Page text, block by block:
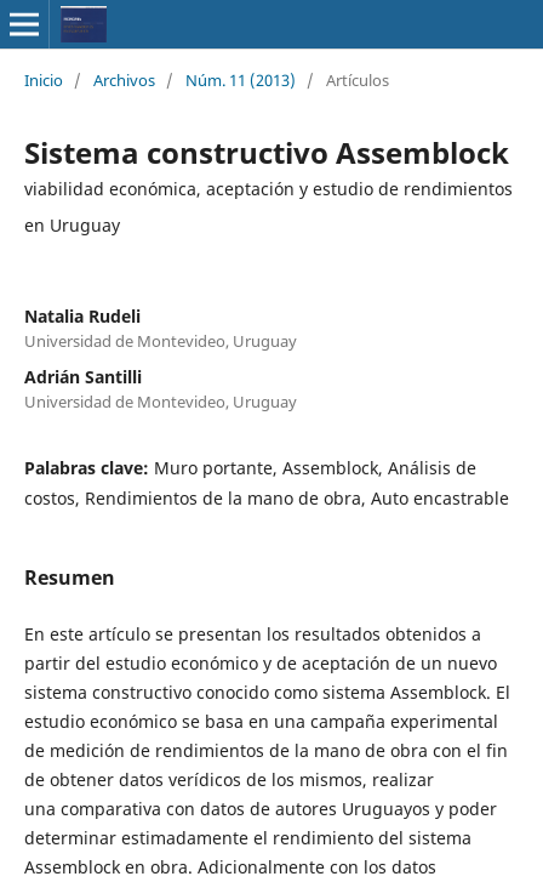
Inicio / Archivos / Núm. 11 (2013) / Artículos
Sistema constructivo Assemblock
viabilidad económica, aceptación y estudio de rendimientos
en Uruguay
Natalia Rudeli
Universidad de Montevideo, Uruguay
Adrián Santilli
Universidad de Montevideo, Uruguay
Palabras clave: Muro portante, Assemblock, Análisis de
costos, Rendimientos de la mano de obra, Auto encastrable
Resumen
En este artículo se presentan los resultados obtenidos a
partir del estudio económico y de aceptación de un nuevo
sistema constructivo conocido como sistema Assemblock. El
estudio económico se basa en una campaña experimental
de medición de rendimientos de la mano de obra con el fin
de obtener datos verídicos de los mismos, realizar
una comparativa con datos de autores Uruguayos y poder
determinar estimadamente el rendimiento del sistema
Assemblock en obra. Adicionalmente con los datos